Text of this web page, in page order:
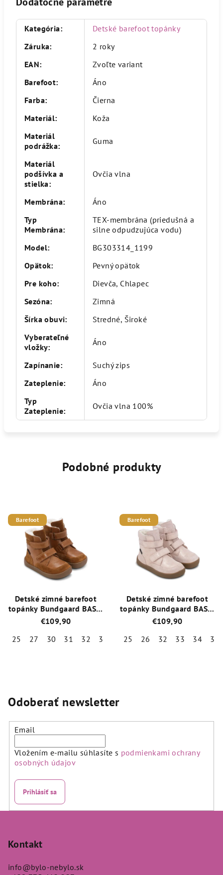
Kategória:
Detské barefoot topánky
Záruka:
2 roky
EAN:
Zvoľte variant
Barefoot:
Áno
Farba:
Čierna
Materiál:
Koža
Materiál
podrážka: Guma
Materiál
podšívka a
stielka:
Ovčia vlna
Membrána:
Áno
Typ
Membrána:
TEX-membrána (priedušná a
silne odpudzujúca vodu)
Model:
BG303314_1199
Opätok:
Pevný opätok
Pre koho:
Dievča, Chlapec
Sezóna:
Zimná
Šírka obuvi:
Stredné, Široké
Vyberateľné
vložky: Áno
Zapínanie:
Suchý zips
Zateplenie:
Áno
Typ
Zateplenie: Ovčia vlna 100%
Podobné produkty
Barefoot
Detské zimné barefoot
topánky Bundgaard BASIL
Cognac s TEX membránou
€109,90
25
27 30 31 32 33 34
35
5,0
z
Barefoot
Detské zimné barefoot
topánky Bundgaard BASIL
Rose Glitter s TEX
vlnou
€109,90
25
26 32 33 34
35
Odoberať newsletter
Email
Vložením e-mailu súhlasíte s podmienkami ochrany
osobných údajov
Prihlásiť sa
Kontakt
info@bylo-nebylo.sk